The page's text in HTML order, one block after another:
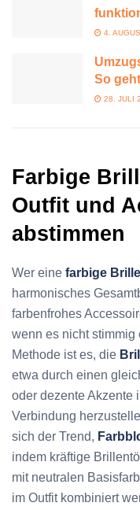
4.
So
28. JULI
Farbige
Outfit und
abstimmen
Wer eine farbige Brille
harmonisches
farbenfrohes
wenn es nicht
Methode ist es, die
etwa durch einen
oder dezente Akzente
Verbindung
sich der Trend,
indem kräftige
mit neutralen
im Outfit kombiniert